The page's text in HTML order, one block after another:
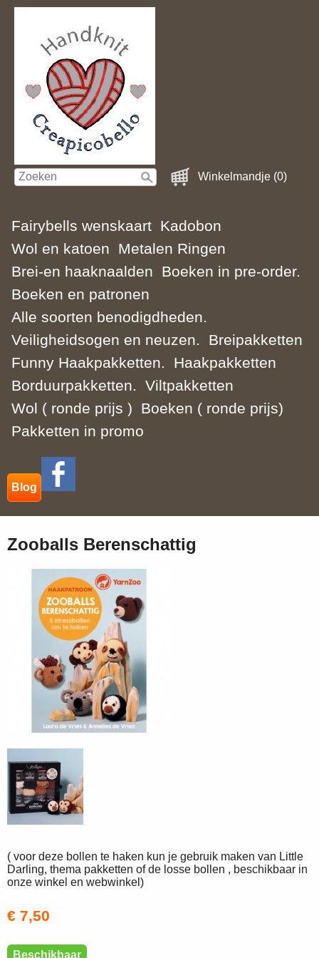
Winkelmandje (0)
Fairybells wenskaart Kadobon
Wol en katoen
Metalen Ringen
Brei-en haaknaalden
Boeken in pre-order.
Boeken en patronen
Alle soorten benodigdheden.
Veiligheidsogen en neuzen.
Breipakketten
Funny Haakpakketten.
Haakpakketten
Borduurpakketten.
Viltpakketten
Wol ( ronde prijs )
Boeken ( ronde prijs)
Pakketten in promo
Blog
Zooballs Berenschattig
( voor deze bollen te haken kun je gebruik maken van Little
Darling, thema pakketten of de losse bollen , beschikbaar in
onze winkel en webwinkel)
€ 7,50
Beschikbaar